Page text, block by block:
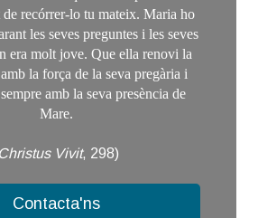
de recórrer-lo tu mateix. Maria ho
les seves preguntes i les seves
era molt jove. Que ella renovi la
la força de la seva pregària i
amb la seva presència de
Mare.
Christus Vivit, 298)
Contacta'ns